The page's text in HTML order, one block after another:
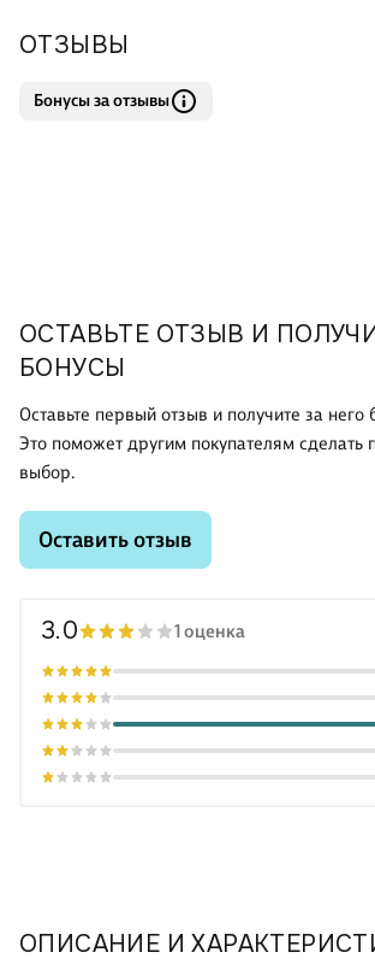
ОПИСАНИЕ И
ОТЗЫВЫ
Бонусы за отзывы
ОСТАВЬТЕ ОТЗЫВ И
БОНУСЫ
Оставьте первый отзыв и получите за него
Это поможет другим покупателям сделать
выбор.
Оставить отзыв
3.0 1 оценка